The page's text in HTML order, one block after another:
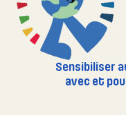
Sensibiliser
avec et